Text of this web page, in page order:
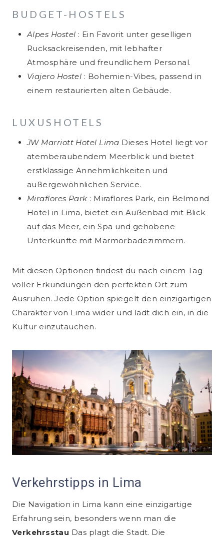
BUDGET-HOSTELS
Alpes Hostel : Ein Favorit unter geselligen
Rucksackreisenden, mit lebhafter
Atmosphäre und freundlichem Personal.
Viajero Hostel : Bohemien-Vibes, passend in
einem restaurierten alten Gebäude.
LUXUSHOTELS
JW Marriott Hotel Lima Dieses Hotel liegt vor
atemberaubendem Meerblick und bietet
erstklassige Annehmlichkeiten und
außergewöhnlichen Service.
Miraflores Park : Miraflores Park, ein Belmond
Hotel in Lima, bietet ein Außenbad mit Blick
auf das Meer, ein Spa und gehobene
Unterkünfte mit Marmorbadezimmern.
Mit diesen Optionen findest du nach einem Tag
voller Erkundungen den perfekten Ort zum
Ausruhen. Jede Option spiegelt den einzigartigen
Charakter von Lima wider und lädt dich ein, in die
Kultur einzutauchen.
Verkehrstipps in Lima
Die Navigation in Lima kann eine einzigartige
Erfahrung sein, besonders wenn man die
Verkehrsstau Das plagt die Stadt. Die
Rechtsgrundlage:
Art. 6 Abs. 1 lit. c DSGVO (rechtliche
Datenschutz: Datenschutzerklärung ↗
Drittlandtransfer:
Keine Übermittlung in Drittländer — alle
Daten werden auf Servern in der EU
Interesse)
Datenschutz: Nicht angegeben
Drittlandtransfer: Nicht angegeben
Drittlandtransfer: EU-US Data Privacy Framework
Zweck:
Conversion-Tracking und Remarketing auf
Datenschutz: Nicht angegeben
Drittlandtransfer: EU-US Data Privacy Framework